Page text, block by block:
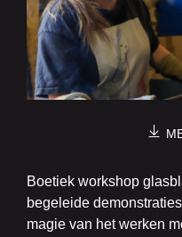
Boetiek workshop
begeleide
magie van het werken